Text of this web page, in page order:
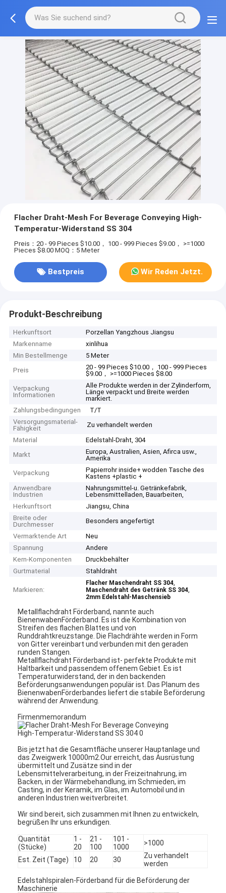
Flacher Draht-Mesh For Beverage Conveying High-
Temperatur-Widerstand SS 304
Preis：20 - 99 Pieces $10.00， 100 - 999 Pieces $9.00， >=1000
Pieces $8.00 MOQ：5 Meter
Bestpreis Wir Reden Jetzt.
Produkt-Beschreibung
Herkunftsort
Porzellan Yangzhous Jiangsu
Markenname
xinlihua
Min Bestellmenge
5 Meter
Preis
20 - 99 Pieces $10.00， 100 - 999 Pieces
$9.00， >=1000 Pieces $8.00
Verpackung
Informationen
Alle Produkte werden in der Zylinderform,
Länge verpackt und Breite werden
markiert.
Zahlungsbedingungen
T/T
Versorgungsmaterial-
Fähigkeit
Zu verhandelt werden
Material
Edelstahl-Draht, 304
Markt
Europa, Australien, Asien, Afirca usw.,
Amerika
Verpackung
Papierrohr inside+ wodden Tasche des
Kastens +plastic +
Anwendbare
Industrien
Nahrungsmittel-u. Getränkefabrik,
Lebensmittelladen, Bauarbeiten,
Herkunftsort
Jiangsu, China
Breite oder
Durchmesser
Besonders angefertigt
Vermarktende Art
Neu
Spannung
Andere
Kern-Komponenten
Druckbehälter
Gurtmaterial
Stahldraht
Markieren:
Flacher Maschendraht SS 304,
Maschendraht des Getränk SS 304,
2mm Edelstahl-Maschensieb
Metallflachdraht Förderband, nannte auch
BienenwabenFörderband. Es ist die Kombination von
Streifen des flachen Blattes und von
Runddrahtkreuzstange. Die Flachdrähte werden in Form
von Gitter vereinbart und verbunden mit den geraden
runden Stangen.
Metallflachdraht Förderband ist- perfekte Produkte mit
Haltbarkeit und passendem offenem Gebiet. Es ist
Temperaturwiderstand, der in den backenden
Beförderungsanwendungen populär ist. Das Planum des
BienenwabenFörderbandes liefert die stabile Beförderung
während der Anwendung.
Firmenmemorandum
Bis jetzt hat die Gesamtfläche unserer Hauptanlage und
das Zweigwerk 10000m2.Our erreicht, das Ausrüstung
übermittelt und Zusätze sind in der
Lebensmittelverarbeitung, in der Freizeitnahrung, im
Backen, in der Wärmebehandlung, im Schmieden, im
Casting, in der Keramik, im Glas, im Automobil und in
anderen Industrien weitverbreitet.
Wir sind bereit, sich zusammen mit Ihnen zu entwickeln,
begrüßen Ihr uns erkundigen.
Quantität
(Stücke)
1 -
20
21 -
100
101 -
1000
>1000
Est. Zeit (Tage) 10 20 30
Zu verhandelt
werden
Edelstahlspiralen-Förderband für die Beförderung der
Maschinerie